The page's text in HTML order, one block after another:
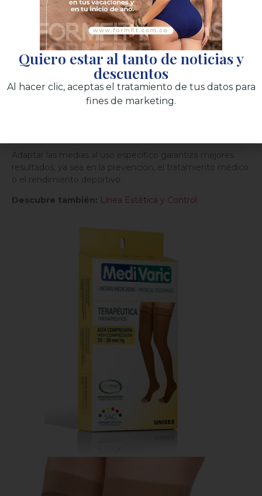
comodidad y la funcionalidad de las medias,
facilitando su uso diario.
Considerar el uso y la
actividad:
Uso médico: bajo prescripción y especificaciones.
Adaptar las medias al uso específico garantiza mejores
resultados, ya sea en la prevención, el tratamiento médico
o el rendimiento deportivo.
Descubre también: Línea Estética y Control
Quiero estar al tanto de noticias y
descuentos
Al hacer clic, aceptas el tratamiento de tus datos para
fines de marketing.